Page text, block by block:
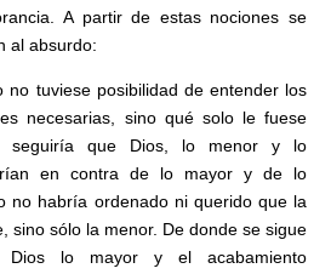
A partir de estas nociones se
al absurdo:
no tuviese posibilidad de entender los
necesarias, sino qué solo le fuese
seguiría que Dios, lo menor y lo
en contra de lo mayor y de lo
no habría ordenado ni querido que la
sino sólo la menor. De donde se sigue
Dios lo mayor y el acabamiento